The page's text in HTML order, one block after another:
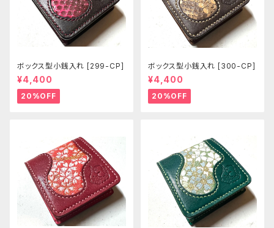
ボックス型小銭入れ [299-CP]
¥4,400
20%OFF
ボックス型小銭入れ [300-CP]
¥4,400
20%OFF